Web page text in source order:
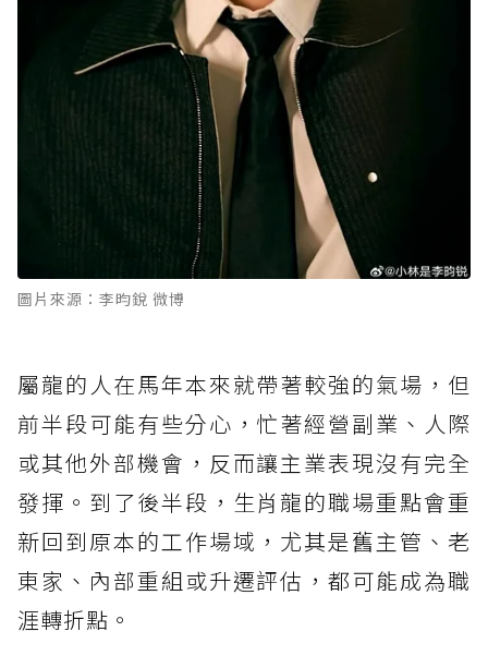
圖片來源：李昀銳 微博
屬龍的人在馬年本來就帶著較強的氣場，但
前半段可能有些分心，忙著經營副業、人際
或其他外部機會，反而讓主業表現沒有完全
發揮。到了後半段，生肖龍的職場重點會重
新回到原本的工作場域，尤其是舊主管、老
東家、內部重組或升遷評估，都可能成為職
涯轉折點。